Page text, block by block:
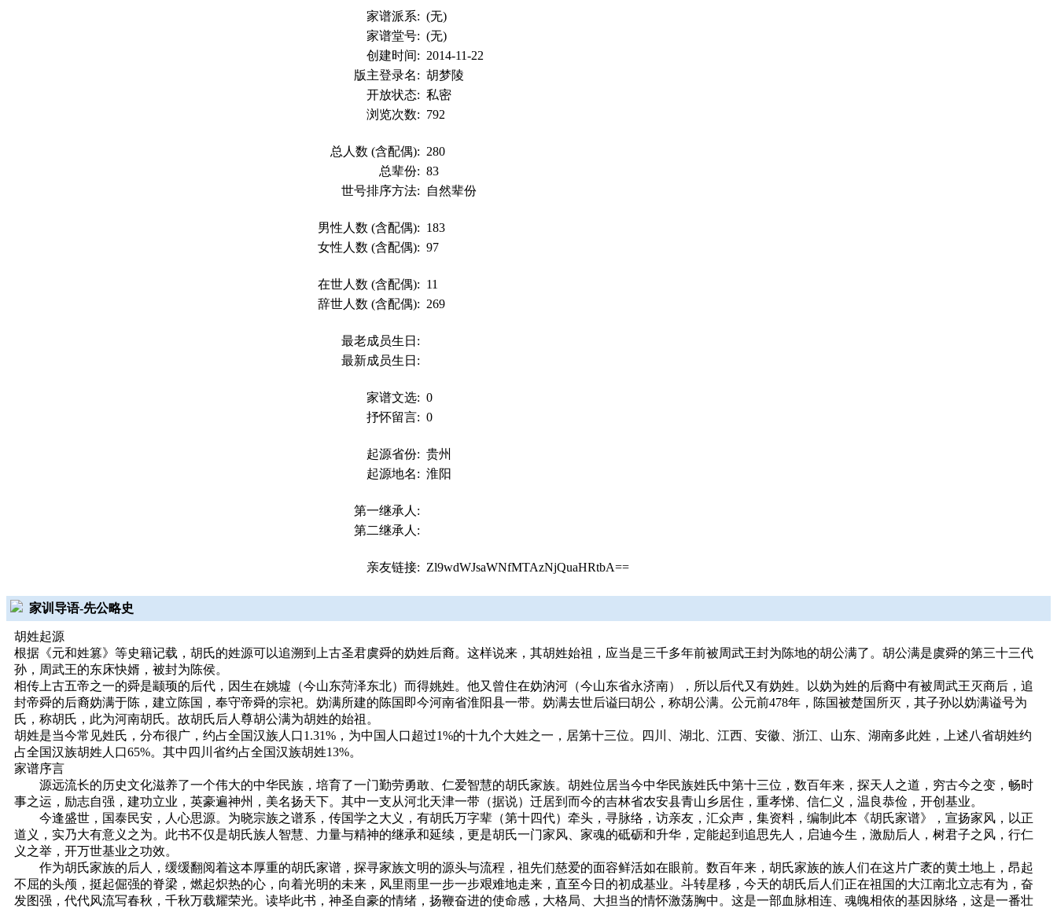
家谱派系: (无)
家谱堂号: (无)
创建时间: 2014-11-22
版主登录名: 胡梦陵
开放状态: 私密
浏览次数: 792
总人数 (含配偶): 280
总辈份: 83
世号排序方法:
自然辈份
男性人数 (含配偶): 183
女性人数 (含配偶): 97
在世人数 (含配偶): 11
辞世人数 (含配偶): 269
最老成员生日:
最新成员生日:
家谱文选: 0
抒怀留言: 0
起源省份: 贵州
起源地名: 淮阳
第一继承人:
第二继承人:
亲友链接: Zl9wdWJsaWNfMTAzNjQuaHRtbA==
家训导语-先公略史
胡姓起源
根据《元和姓篡》等史籍记载，胡氏的姓源可以追溯到上古圣君虞舜的妫姓后裔。这样说来，其胡姓始祖，应当是三千多年前被周武王封为陈地的胡公满了。胡公满是虞舜的第三十三代
孙，周武王的东床快婿，被封为陈侯。
相传上古五帝之一的舜是颛顼的后代，因生在姚墟（今山东菏泽东北）而得姚姓。他又曾住在妫汭河（今山东省永济南），所以后代又有妫姓。以妫为姓的后裔中有被周武王灭商后，追
封帝舜的后裔妫满于陈，建立陈国，奉守帝舜的宗祀。妫满所建的陈国即今河南省淮阳县一带。妫满去世后谥曰胡公，称胡公满。公元前478年，陈国被楚国所灭，其子孙以妫满谥号为
氏，称胡氏，此为河南胡氏。故胡氏后人尊胡公满为胡姓的始祖。
胡姓是当今常见姓氏，分布很广，约占全国汉族人口1.31%，为中国人口超过1%的十九个大姓之一，居第十三位。四川、湖北、江西、安徽、浙江、山东、湖南多此姓，上述八省胡姓约
占全国汉族胡姓人口65%。其中四川省约占全国汉族胡姓13%。
家谱序言
源远流长的历史文化滋养了一个伟大的中华民族，培育了一门勤劳勇敢、仁爱智慧的胡氏家族。胡姓位居当今中华民族姓氏中第十三位，数百年来，探天人之道，穷古今之变，畅时
事之运，励志自强，建功立业，英豪遍神州，美名扬天下。其中一支从河北天津一带（据说）迁居到而今的吉林省农安县青山乡居住，重孝悌、信仁义，温良恭俭，开创基业。
今逢盛世，国泰民安，人心思源。为晓宗族之谱系，传国学之大义，有胡氏万字辈（第十四代）牵头，寻脉络，访亲友，汇众声，集资料，编制此本《胡氏家谱》，宣扬家风，以正
道义，实乃大有意义之为。此书不仅是胡氏族人智慧、力量与精神的继承和延续，更是胡氏一门家风、家魂的砥砺和升华，定能起到追思先人，启迪今生，激励后人，树君子之风，行仁
义之举，开万世基业之功效。
作为胡氏家族的后人，缓缓翻阅着这本厚重的胡氏家谱，探寻家族文明的源头与流程，祖先们慈爱的面容鲜活如在眼前。数百年来，胡氏家族的族人们在这片广袤的黄土地上，昂起
不屈的头颅，挺起倔强的脊梁，燃起炽热的心，向着光明的未来，风里雨里一步一步艰难地走来，直至今日的初成基业。斗转星移，今天的胡氏后人们正在祖国的大江南北立志有为，奋
发图强，代代风流写春秋，千秋万载耀荣光。读毕此书，神圣自豪的情绪，扬鞭奋进的使命感，大格局、大担当的情怀激荡胸中。这是一部血脉相连、魂魄相依的基因脉络，这是一番壮